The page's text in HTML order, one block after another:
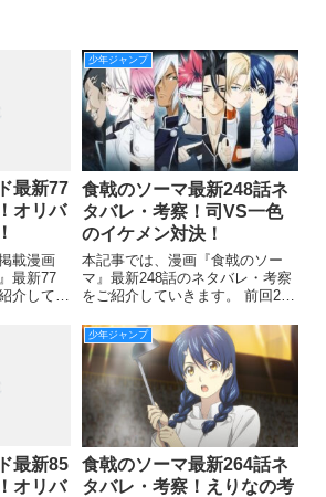
最新77
オリバ
載漫画
最新77
介してい
少年ジャンプ
食戟のソーマ最新248話ネ
タバレ・考察！司VS一色
のイケメン対決！
本記事では、漫画『食戟のソー
マ』最新248話のネタバレ・考察
をご紹介していきます。 前回247
ーツ対決が繰り広げられました
ね！ スフレパンケーキかと思い
きや、まさかのどら焼きでえりな
様の圧勝でしたね！ 隠し味の
最新85
オリバ
少年ジャンプ
食戟のソーマ最新264話ネ
タバレ・考察！えりなの考